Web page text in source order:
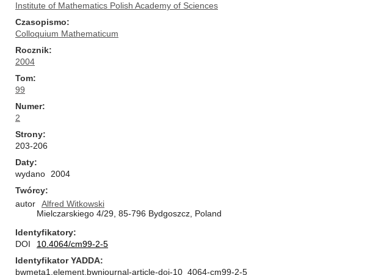
Institute of Mathematics Polish Academy of Sciences
Czasopismo
Colloquium Mathematicum
Rocznik
2004
Tom
99
Numer
2
Strony
203-206
Daty
wydano
2004
Twórcy
autor
Alfred Witkowski
Mielczarskiego 4/29, 85-796 Bydgoszcz, Poland
Identyfikatory
DOI
10.4064/cm99-2-5
Identyfikator YADDA
bwmeta1.element.bwnjournal-article-doi-10_4064-cm99-2-5